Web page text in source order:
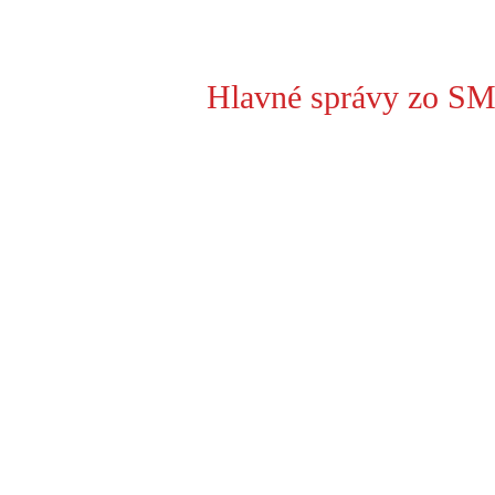
Hlavné správy zo